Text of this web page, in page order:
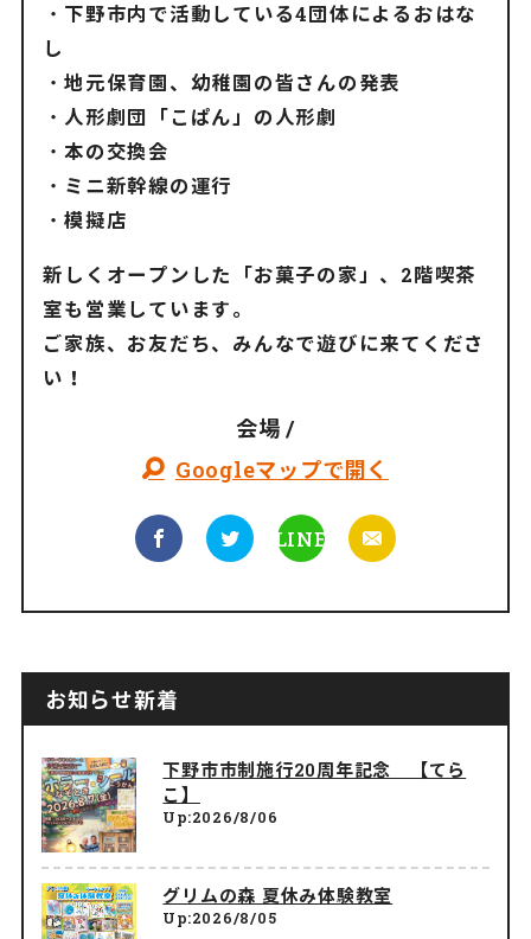
・下野市内で活動している4団体によるおはな
し
・地元保育園、幼稚園の皆さんの発表
・人形劇団「こぱん」の人形劇
・本の交換会
・ミニ新幹線の運行
・模擬店
新しくオープンした「お菓子の家」、 2階喫茶
室も営業しています。
ご家族、お友だち、みんなで遊びに来てくださ
い！
会場 /
Googleマップで開く
LINE
お知らせ新着
下野市市制施行20周年記念 【てら
こ】
Up:2026/8/06
グリムの森 夏休み体験教室
Up:2026/8/05